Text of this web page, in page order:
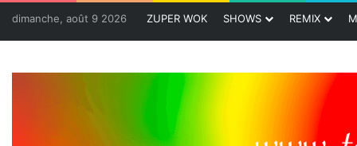
dimanche, août 9 2026 ZUPER WOK SHOWS REMIX